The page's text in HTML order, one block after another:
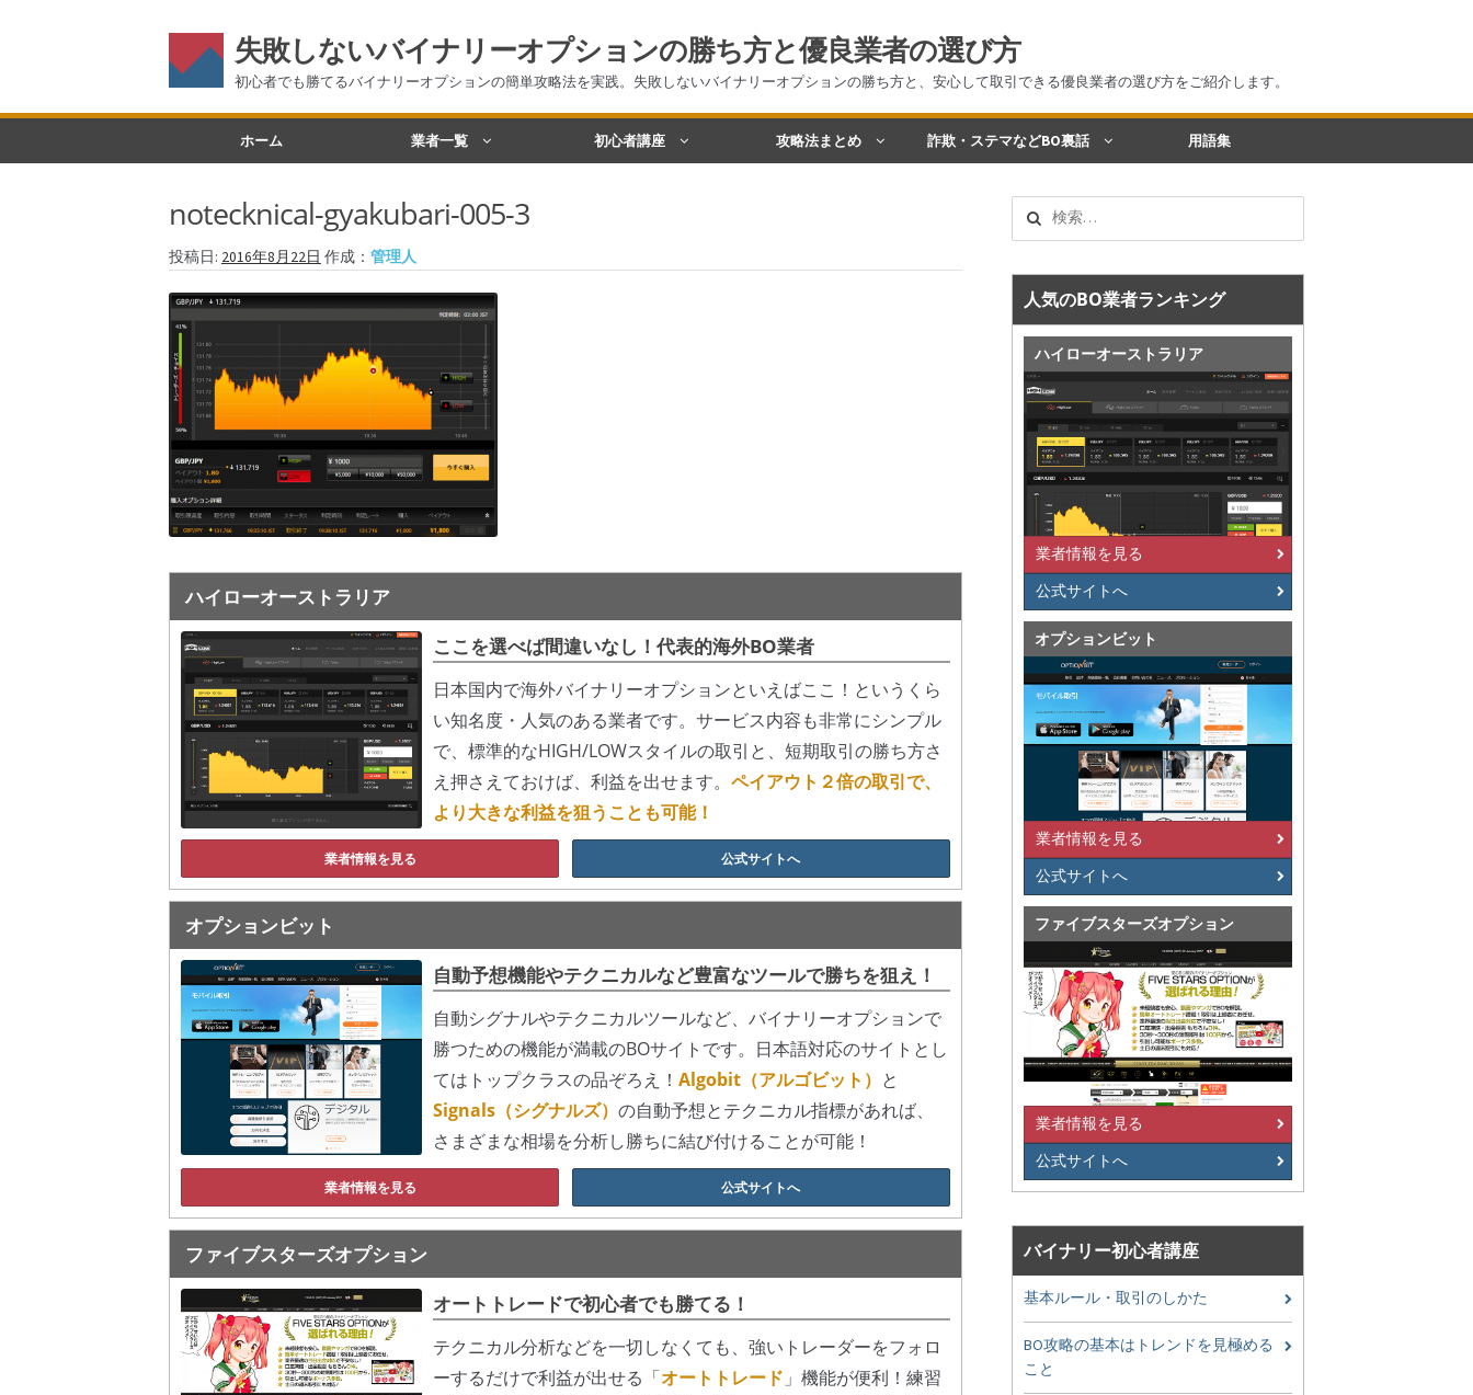
失敗しないバイナリーオプションの勝ち方と優良業者の選び方
初心者でも勝てるバイナリーオプションの簡単攻略法を実践。失敗しないバイナリーオプションの勝ち方と、安心して取引できる優良業者の選び方をご紹介します。
ナ
ー
ョ
ン
へ
キ
ッ
プ
コ
ン
へ
ス
キ
プ
ホーム 業者一覧 初心者講座 攻略法まとめ 詐欺・ステマなどBO裏話 用語集
notecknical-gyakubari-005-3
投稿日: 2016年8月22日 作成： 管理人
ハイローオーストラリア
ここを選べば間違いなし！代表的海外BO業者
日本国内で海外バイナリーオプションといえばここ！というくら
い知名度・人気のある業者です。サービス内容も非常にシンプル
で、標準的なHIGH/LOWスタイルの取引と、短期取引の勝ち方さ
え押さえておけば、利益を出せます。 ペイアウト２倍の取引で、
より大きな利益を狙うことも可能！
業者情報を見る 公式サイトへ
オプションビット
自動予想機能やテクニカルなど豊富なツールで勝ちを狙え！
自動シグナルやテクニカルツールなど、バイナリーオプションで
勝つための機能が満載のBOサイトです。日本語対応のサイトとし
てはトップクラスの品ぞろえ！ Algobit（アルゴビット） と
Signals（シグナルズ） の自動予想とテクニカル指標があれば、
さまざまな相場を分析し勝ちに結び付けることが可能！
業者情報を見る 公式サイトへ
ファイブスターズオプション
オートトレードで初心者でも勝てる！
テクニカル分析などを一切しなくても、強いトレーダーをフォロ
ーするだけで利益が出せる「オートトレード 」機能が便利！練習
人気のBO業者ランキング
ハイローオーストラリア
業者情報を見る
公式サイトへ
オプションビット
業者情報を見る
公式サイトへ
ファイブスターズオプション
業者情報を見る
公式サイトへ
バイナリー初心者講座
基本ルール・取引のしかた
BO攻略の基本はトレンドを見極める
こと